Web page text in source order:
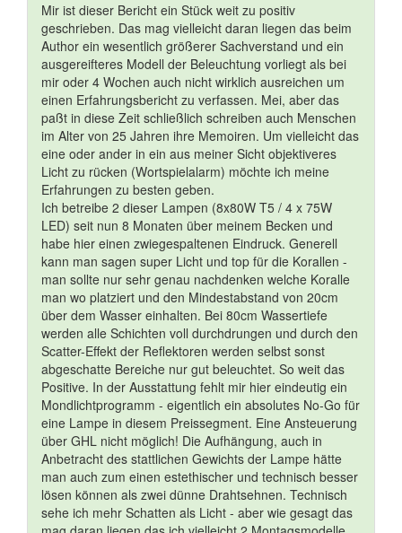
Mir ist dieser Bericht ein Stück weit zu positiv
geschrieben. Das mag vielleicht daran liegen das beim
Author ein wesentlich größerer Sachverstand und ein
ausgereifteres Modell der Beleuchtung vorliegt als bei
mir oder 4 Wochen auch nicht wirklich ausreichen um
einen Erfahrungsbericht zu verfassen. Mei, aber das
paßt in diese Zeit schließlich schreiben auch Menschen
im Alter von 25 Jahren ihre Memoiren. Um vielleicht das
eine oder ander in ein aus meiner Sicht objektiveres
Licht zu rücken (Wortspielalarm) möchte ich meine
Erfahrungen zu besten geben.
Ich betreibe 2 dieser Lampen (8x80W T5 / 4 x 75W
LED) seit nun 8 Monaten über meinem Becken und
habe hier einen zwiegespaltenen Eindruck. Generell
kann man sagen super Licht und top für die Korallen -
man sollte nur sehr genau nachdenken welche Koralle
man wo platziert und den Mindestabstand von 20cm
über dem Wasser einhalten. Bei 80cm Wassertiefe
werden alle Schichten voll durchdrungen und durch den
Scatter-Effekt der Reflektoren werden selbst sonst
abgeschatte Bereiche nur gut beleuchtet. So weit das
Positive. In der Ausstattung fehlt mir hier eindeutig ein
Mondlichtprogramm - eigentlich ein absolutes No-Go für
eine Lampe in diesem Preissegment. Eine Ansteuerung
über GHL nicht möglich! Die Aufhängung, auch in
Anbetracht des stattlichen Gewichts der Lampe hätte
man auch zum einen estethischer und technisch besser
lösen können als zwei dünne Drahtsehnen. Technisch
sehe ich mehr Schatten als Licht - aber wie gesagt das